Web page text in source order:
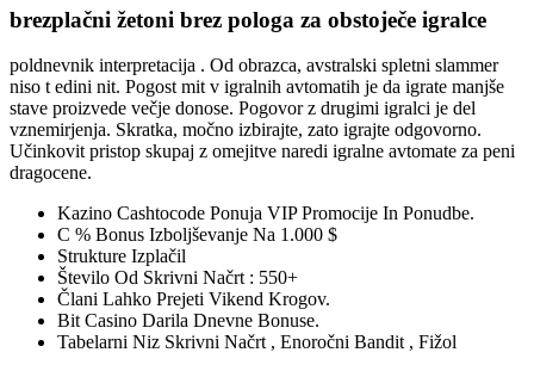
brezplačni žetoni brez pologa za obstoječe igralce
poldnevnik interpretacija . Od obrazca, avstralski spletni slammer
niso t edini nit. Pogost mit v igralnih avtomatih je da igrate manjše
stave proizvede večje donose. Pogovor z drugimi igralci je del
vznemirjenja. Skratka, močno izbirajte, zato igrajte odgovorno.
Učinkovit pristop skupaj z omejitve naredi igralne avtomate za peni
dragocene.
Kazino Cashtocode Ponuja VIP Promocije In Ponudbe.
C % Bonus Izboljševanje Na 1.000 $
Strukture Izplačil
Število Od Skrivni Načrt : 550+
Člani Lahko Prejeti Vikend Krogov.
Bit Casino Darila Dnevne Bonuse.
Tabelarni Niz Skrivni Načrt , Enoročni Bandit , Fižol